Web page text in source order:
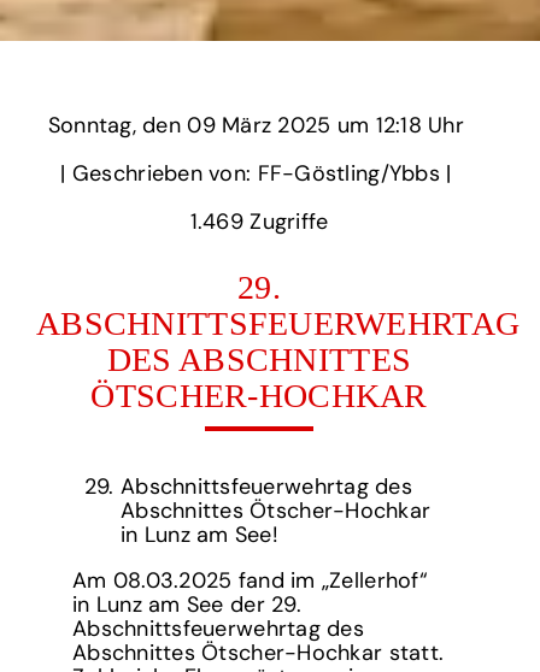
Sonntag,
‎| Geschrieben von: FF-Göstling/Ybbs | ‎
1.469‏‏‎ ‎Zugriffe
29.
ABSCHNITTSFEUERWEHRTAG
DES ABSCHNITTES
ÖTSCHER-HOCHKAR
Abschnittsfeuerwehrtag des
Abschnittes Ötscher-Hochkar
in Lunz am See!
Am 08.03.2025 fand im „Zellerhof“
in Lunz am See der 29.
Abschnittsfeuerwehrtag des
Abschnittes Ötscher-Hochkar statt.